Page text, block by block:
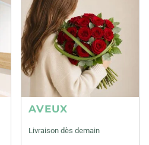
AVEUX
Livraison dès demain